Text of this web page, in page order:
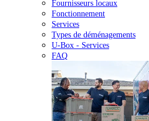
Fournisseurs locaux
Fonctionnement
Services
Types de déménagements
U-Box - Services
FAQ